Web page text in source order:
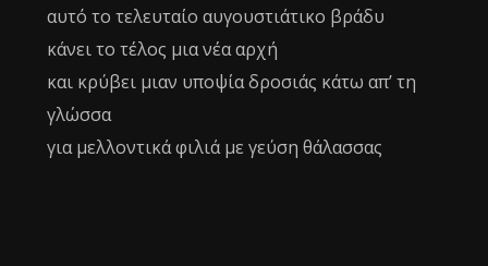
αυτό το τελευταίο αυγουστιάτικο βράδυ
κάνει το τέλος μια νέα αρχή
και κρύβει μιαν υποψία δροσιάς κάτω απ’ τη
γλώσσα
για μελλοντικά φιλιά με γεύση θάλασσας